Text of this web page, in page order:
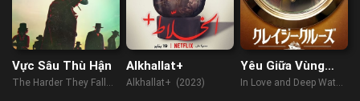
Vực Sâu Thù Hận
The Harder They Fall
Alkhallat+
Alkhallat+ (2023)
Yêu Giữa Vùng
Nước Dữ
In Love and Deep Water